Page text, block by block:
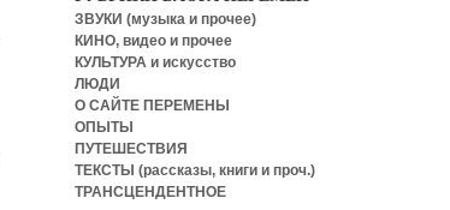
ЗВУКИ (музыка и прочее)
КИНО, видео и прочее
КУЛЬТУРА и искусство
ЛЮДИ
О САЙТЕ ПЕРЕМЕНЫ
ОПЫТЫ
ПУТЕШЕСТВИЯ
ТЕКСТЫ (рассказы, книги и проч.)
ТРАНСЦЕНДЕНТНОЕ